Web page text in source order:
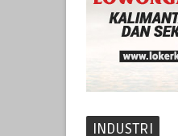
INDUSTRI